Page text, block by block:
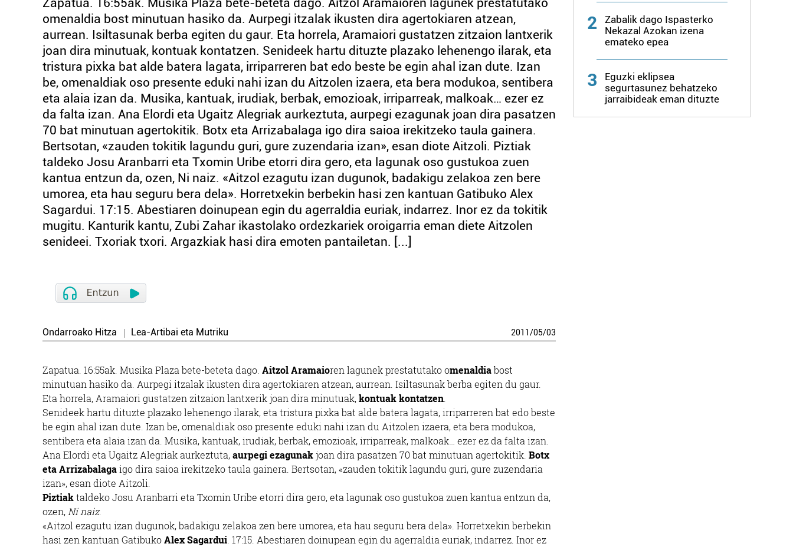
Zapatua. 16:55ak. Musika Plaza bete-beteta dago. Aitzol Aramaioren lagunek prestatutako
omenaldia bost minutuan hasiko da. Aurpegi itzalak ikusten dira agertokiaren atzean,
aurrean. Isiltasunak berba egiten du gaur. Eta horrela, Aramaiori gustatzen zitzaion lantxerik
joan dira minutuak, kontuak kontatzen. Senideek hartu dituzte plazako lehenengo ilarak, eta
tristura pixka bat alde batera lagata, irriparreren bat edo beste be egin ahal izan dute. Izan
be, omenaldiak oso presente eduki nahi izan du Aitzolen izaera, eta bera modukoa, sentibera
eta alaia izan da. Musika, kantuak, irudiak, berbak, emozioak, irriparreak, malkoak… ezer ez
da falta izan. Ana Elordi eta Ugaitz Alegriak aurkeztuta, aurpegi ezagunak joan dira pasatzen
70 bat minutuan agertokitik. Botx eta Arrizabalaga igo dira saioa irekitzeko taula gainera.
Bertsotan, «zauden tokitik lagundu guri, gure zuzendaria izan», esan diote Aitzoli. Piztiak
taldeko Josu Aranbarri eta Txomin Uribe etorri dira gero, eta lagunak oso gustukoa zuen
kantua entzun da, ozen, Ni naiz. «Aitzol ezagutu izan dugunok, badakigu zelakoa zen bere
umorea, eta hau seguru bera dela». Horretxekin berbekin hasi zen kantuan Gatibuko Alex
Sagardui. 17:15. Abestiaren doinupean egin du agerraldia euriak, indarrez. Inor ez da tokitik
mugitu. Kanturik kantu, Zubi Zahar ikastolako ordezkariek oroigarria eman diete Aitzolen
senideei. Txoriak txori. Argazkiak hasi dira emoten pantailetan. [...]
Ondarroako Hitza Lea-Artibai eta Mutriku 2011/05/03
Zapatua. 16:55ak. Musika Plaza bete-beteta dago. Aitzol Aramaioren lagunek prestatutako omenaldiabost
minutuan hasiko da. Aurpegi itzalak ikusten dira agertokiaren atzean, aurrean. Isiltasunak berba egiten du gaur.
Eta horrela, Aramaiori gustatzen zitzaion lantxerik joan dira minutuak,kontuak kontatzen
Senideek hartu dituzte plazako lehenengo ilarak, eta tristura pixka bat alde batera lagata, irriparreren bat edo beste
be egin ahal izan dute. Izan be, omenaldiak oso presente eduki nahi izan du Aitzolen izaera, eta bera modukoa,
sentibera eta alaia izan da. Musika, kantuak, irudiak, berbak, emozioak, irriparreak, malkoak… ezer ez da falta izan.
Ana Elordi eta Ugaitz Alegriak aurkeztuta,aurpegi ezagunak joan dira pasatzen 70 bat minutuan agertokitik. Botx
eta Arrizabalagaigo dira saioa irekitzeko taula gainera. Bertsotan, «zauden tokitik lagundu guri, gure zuzendaria
izan», esan diote Aitzoli.
Piztiaktaldeko Josu Aranbarri eta Txomin Uribe etorri dira gero, eta lagunak oso gustukoa zuen kantua entzun da,
ozen, Ni naiz.
«Aitzol ezagutu izan dugunok, badakigu zelakoa zen bere umorea, eta hau seguru bera dela». Horretxekin berbekin
hasi zen kantuan GatibukoAlex Sagardui . 17:15. Abestiaren doinupean egin du agerraldia euriak, indarrez. Inor ez
2
Zabalik dago Ispasterko
Nekazal Azokan izena
emateko epea
3
Eguzki eklipsea
segurtasunez behatzeko
jarraibideak eman dituzte